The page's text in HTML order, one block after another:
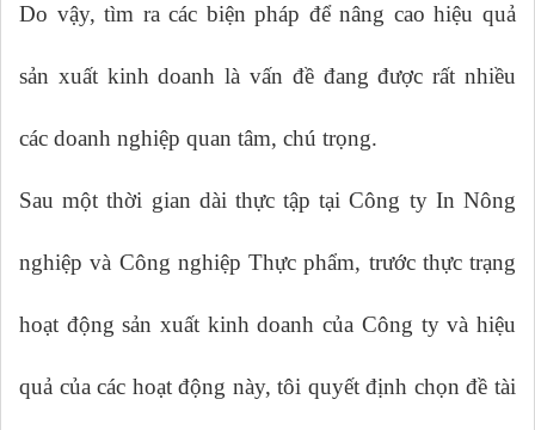
Do vậy, tìm ra các biện pháp để nâng cao hiệu quả
sản xuất kinh doanh là vấn đề đang được rất nhiều
các doanh nghiệp quan tâm, chú trọng.
Sau một thời gian dài thực tập tại Công ty In Nông
nghiệp và Công nghiệp Thực phẩm, trước thực trạng
hoạt động sản xuất kinh doanh của Công ty và hiệu
quả của các hoạt động này, tôi quyết định chọn đề tài